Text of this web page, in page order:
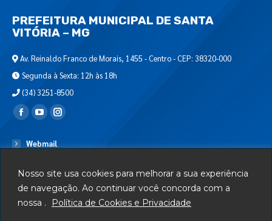
Nosso site usa cookies para melhorar a sua experiência
de navegação. Ao continuar você concorda com a
nossa .
Política de Cookies e Privacidade
PREFEITURA MUNICIPAL DE SANTA
VITÓRIA – MG
Av. Reinaldo Franco de Morais, 1455 - Centro - CEP: 38320-000
Segunda à Sexta: 12h às 18h
(34) 3251-8500
Encontre-nos em:
Webmail
Serviços
Telefones Úteis